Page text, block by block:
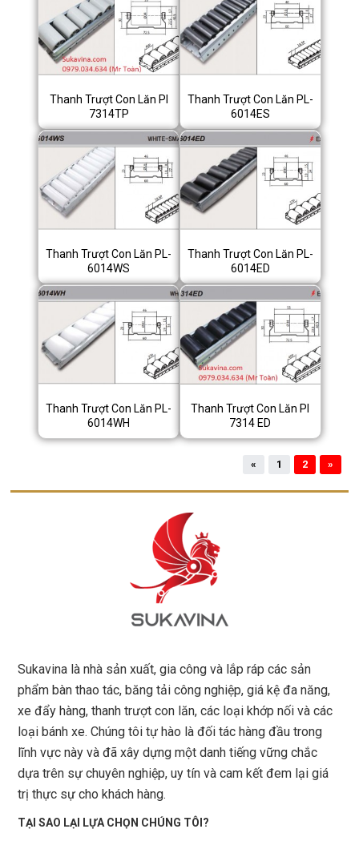
Thanh Trượt Con Lăn Pl
7314TP
Thanh Trượt Con Lăn PL-
6014ES
Thanh Trượt Con Lăn PL-
6014WS
Thanh Trượt Con Lăn PL-
6014ED
Thanh Trượt Con Lăn PL-
6014WH
Thanh Trượt Con Lăn Pl
7314 ED
« 1 2 »
Sukavina là nhà sản xuất, gia công và lắp ráp các sản
phẩm bàn thao tác, băng tải công nghiệp, giá kệ đa năng,
xe đẩy hàng, thanh trượt con lăn, các loại khớp nối và các
loại bánh xe. Chúng tôi tự hào là đối tác hàng đầu trong
lĩnh vực này và đã xây dựng một danh tiếng vững chắc
dựa trên sự chuyên nghiệp, uy tín và cam kết đem lại giá
trị thực sự cho khách hàng.
TẠI SAO LẠI LỰA CHỌN CHÚNG TÔI?